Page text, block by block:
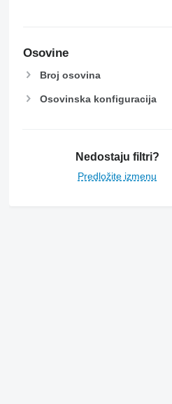
Osovine
Broj osovina
Osovinska konfiguracija
Nedostaju filtri?
Predložite izmenu